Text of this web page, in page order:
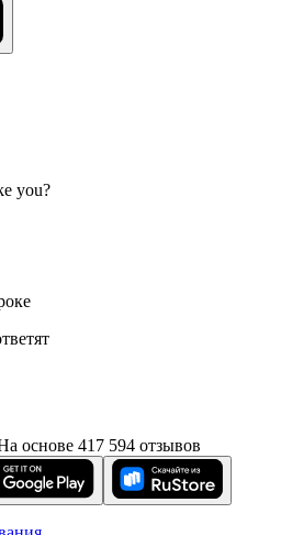
основе 417 594 отзывов